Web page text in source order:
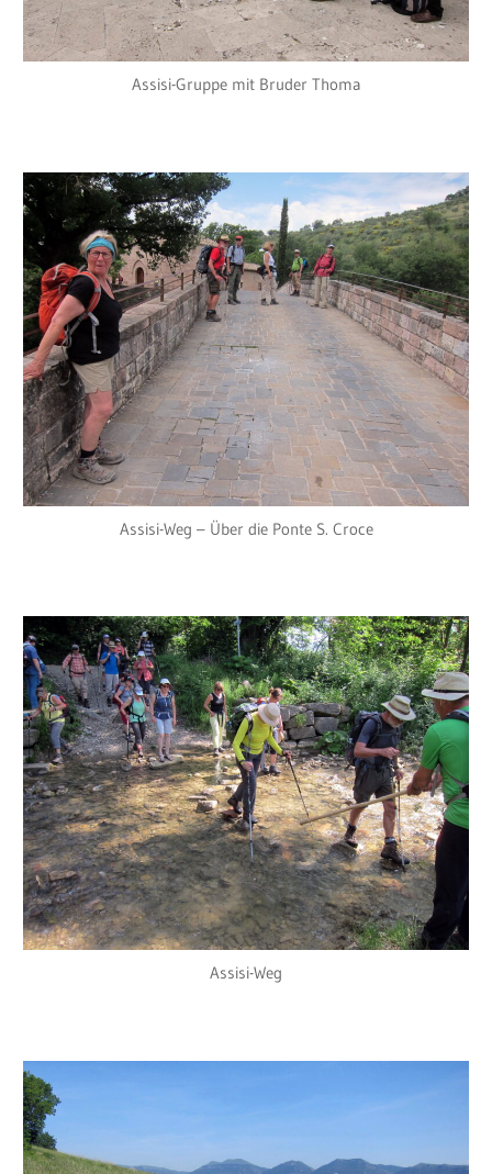
Assisi-Gruppe mit Bruder Thoma
Assisi-Weg – Über die Ponte S. Croce
Assisi-Weg